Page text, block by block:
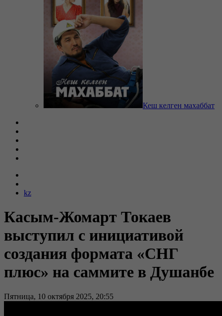
Кеш келген махаббат
kz
Касым-Жомарт Токаев
выступил с инициативой
создания формата «СНГ
плюс» на саммите в Душанбе
Пятница, 10 октября 2025, 20:55